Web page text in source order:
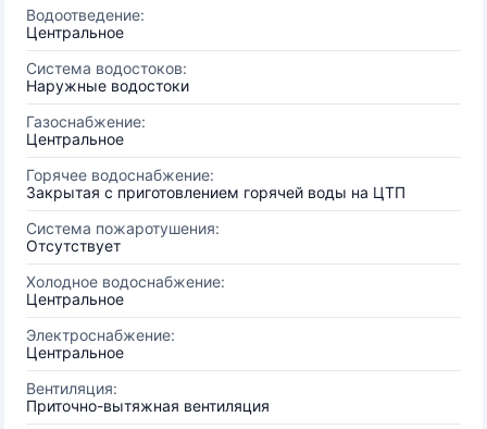
Водоотведение:
Центральное
Система водостоков:
Наружные водостоки
Газоснабжение:
Центральное
Горячее водоснабжение:
Закрытая с приготовлением горячей воды на ЦТП
Система пожаротушения:
Отсутствует
Холодное водоснабжение:
Центральное
Электроснабжение:
Центральное
Вентиляция:
Приточно-вытяжная вентиляция